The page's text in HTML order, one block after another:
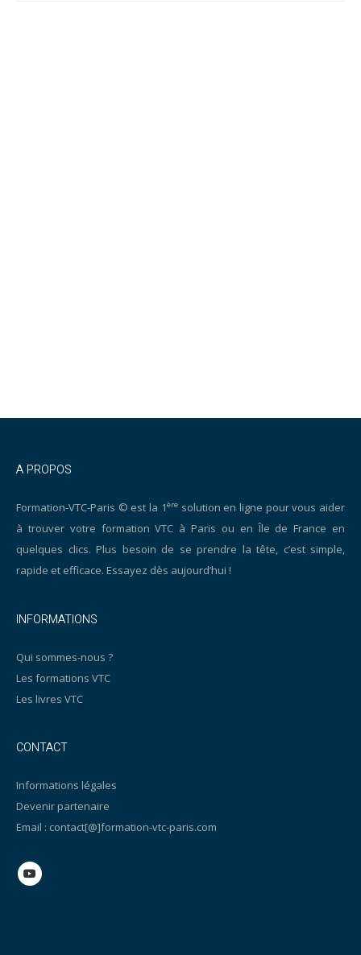
A PROPOS
Formation-VTC-Paris © est la 1èresolution en ligne pour vous aider
à trouver votre formation VTC à Paris ou en Île de France en
quelques clics. Plus besoin de se prendre la tête, c’est simple,
rapide et efficace. Essayez dès aujourd’hui !
INFORMATIONS
Qui sommes-nous ?
Les formations VTC
Les livres VTC
CONTACT
Informations légales
Devenir partenaire
Email : contact[@]formation-vtc-paris.com